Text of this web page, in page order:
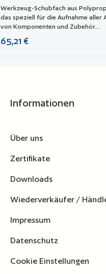
95 mm hoch
Werkzeug-Schubfach aus
das speziell für die Aufnahme aller
von Komponenten und Zubehör
Modell 5140 eingesetzt werden.
Regulärer Preis:
65,21 €
Informationen
Über uns
Zertifikate
Downloads
Wiederverkäufer /
Impressum
Datenschutz
Cookie Einstellungen